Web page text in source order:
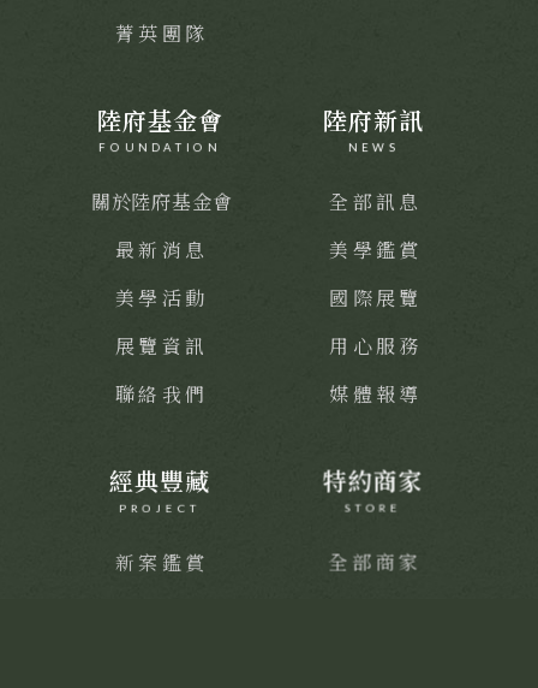
菁英團隊
陸府基金會
FOUNDATION
關於陸府基金會
最新消息
美學活動
展覽資訊
聯絡我們
陸府新訊
NEWS
全部訊息
美學鑑賞
國際展覽
用心服務
媒體報導
經典豐藏
PROJECT
新案鑑賞
特約商家
STORE
全部商家